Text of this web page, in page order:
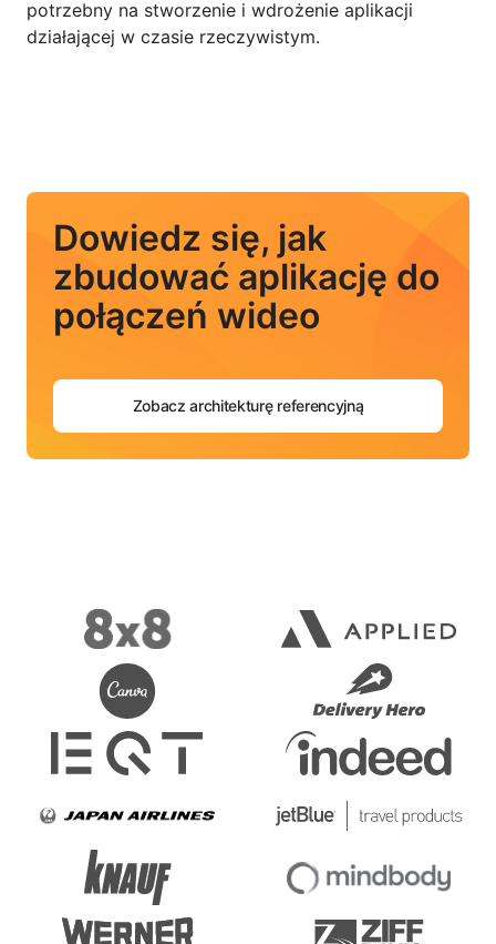
potrzebny na stworzenie i wdrożenie aplikacji
działającej w czasie rzeczywistym.
Dowiedz się, jak
zbudować aplikację do
połączeń wideo
Zobacz architekturę referencyjną